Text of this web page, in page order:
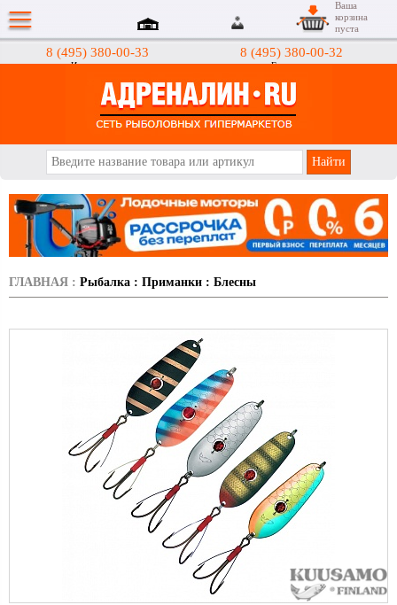
8 (495) 380-00-33
Интернет-магазин
8 (495) 380-00-32
Гипермаркеты
Ваша
корзина
пуста
ГЛАВНАЯ : Рыбалка : Приманки : Блесны